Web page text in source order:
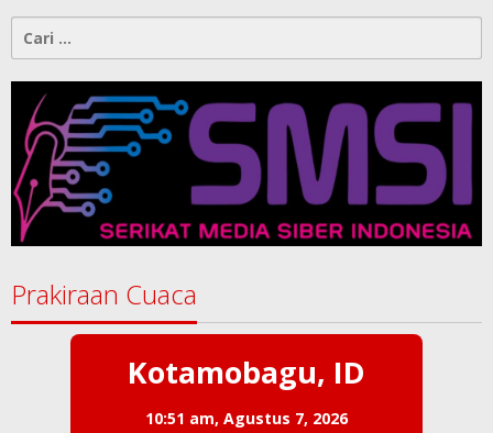
untuk:
Prakiraan Cuaca
Kotamobagu, ID
10:51 am, Agustus 7, 2026